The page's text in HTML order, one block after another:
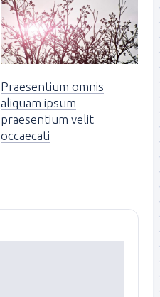
Praesentium omnis
aliquam ipsum
praesentium velit
occaecati